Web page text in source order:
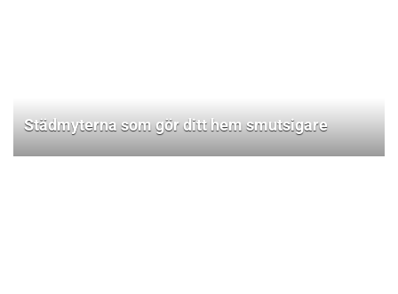
Städmyterna som gör ditt hem smutsigare